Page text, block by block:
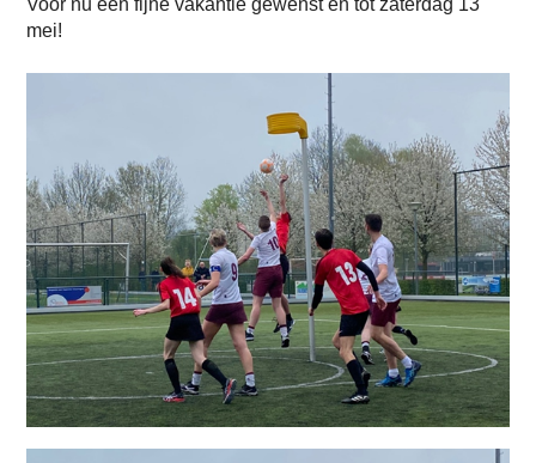
Voor nu een fijne vakantie gewenst en tot zaterdag 13
mei!